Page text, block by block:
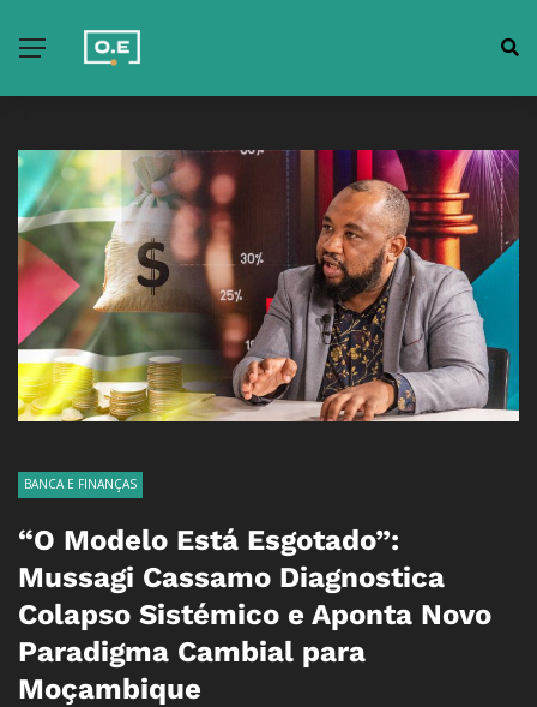
BANCA E FINANÇAS
“O Modelo Está Esgotado”:
Mussagi Cassamo Diagnostica
Colapso Sistémico e Aponta Novo
Paradigma Cambial para
Moçambique